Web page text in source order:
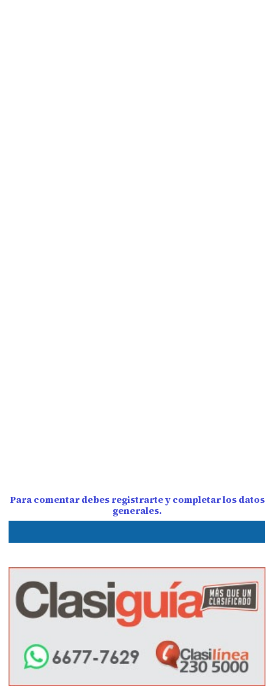
Para comentar debes registrarte y completar los datos
generales.